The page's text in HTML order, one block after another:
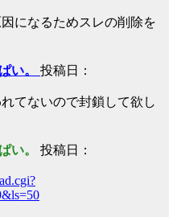
になるためスレの削除を
い。 投稿日：
てないので封鎖して欲し
い。 投稿日：